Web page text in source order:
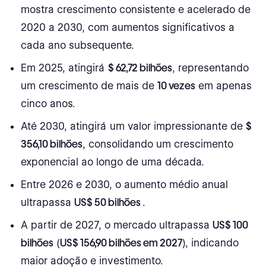
para viajantes
Para Operações
Para hotéis:
Desenvolvimentos recentes
Desafios na adoção de IA
Tamanho e crescimento do mercado
Insights Regionais
Tendências de adoção
mostra crescimento consistente e acelerado de
2020 a 2030, com aumentos significativos a
cada ano subsequente.
Em 2025, atingirá$ 62,72 bilhões, representando
um crescimento de mais de10 vezes em apenas
cinco anos.
Até 2030, atingirá um valor impressionante de$
356,10 bilhões, consolidando um crescimento
exponencial ao longo de uma década.
Entre 2026 e 2030, o aumento médio anual
ultrapassaUS$ 50 bilhões .
A partir de 2027, o mercado ultrapassaUS$ 100
bilhões (US$ 156,90 bilhões em 2027), indicando
maior adoção e investimento.